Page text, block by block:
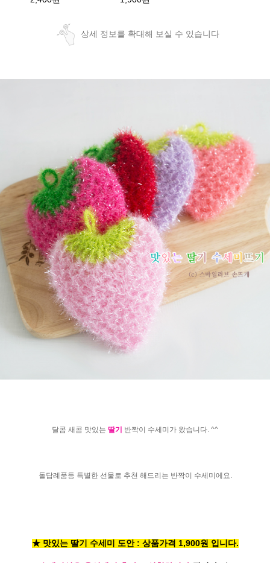
상세 정보를 확대해 보실 수 있습니다
달콤 새콤 맛있는 딸기 반짝이 수세미가 왔습니다. ^^
돌답례품등 특별한 선물로 추천 해드리는 반짝이 수세미에요.
★ 맛있는 딸기 수세미 도안 : 상품가격 1,900원 입니다.